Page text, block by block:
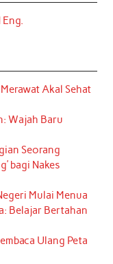
Eng.
Akal Sehat
Wajah Baru
Seorang
bagi Nakes
Mulai Menua
Belajar Bertahan
Ulang Peta